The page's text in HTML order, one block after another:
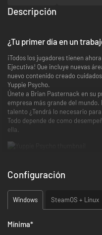
Descripción
¿Tu primer día en un
¡Todos los jugadores tienen
Ejecutiva! Que incluye nuevas
nuevo contenido creado
Yuppie Psycho.
Únete a Brian Pasternack en su
empresa más grande del
talento ¿Tendrá lo necesario
Todo depende de como
ella.
Después de una inusual
qué implica realmente su nuevo
poderes han hecho posible el
haber vuelto para atormentar a
clase de extraños personajes,
Configuración
Windows SteamOS + Linux
Mínima*